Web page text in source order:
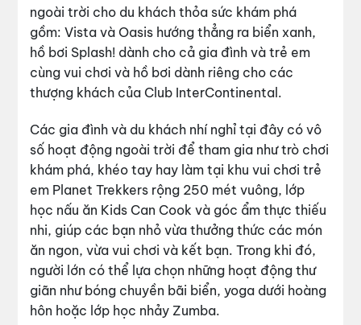
ngoài trời cho du khách thỏa sức khám phá
gồm: Vista và Oasis hướng thẳng ra biển xanh,
hồ bơi Splash! dành cho cả gia đình và trẻ em
cùng vui chơi và hồ bơi dành riêng cho các
thượng khách của Club InterContinental.
Các gia đình và du khách nhí nghỉ tại đây có vô
số hoạt động ngoài trời để tham gia như trò chơi
khám phá, khéo tay hay làm tại khu vui chơi trẻ
em Planet Trekkers rộng 250 mét vuông, lớp
học nấu ăn Kids Can Cook và góc ẩm thực thiếu
nhi, giúp các bạn nhỏ vừa thưởng thức các món
ăn ngon, vừa vui chơi và kết bạn. Trong khi đó,
người lớn có thể lựa chọn những hoạt động thư
giãn như bóng chuyền bãi biển, yoga dưới hoàng
hôn hoặc lớp học nhảy Zumba.